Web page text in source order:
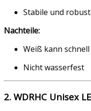
Stabile und
Nachteile:
Weiß kann
Nicht wasserfest
2. WDRHC Unisex